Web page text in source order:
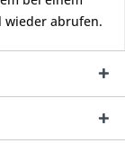
wieder abrufen.